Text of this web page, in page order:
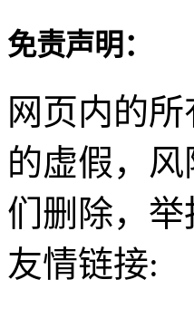
免责声明：
网页内的
的虚假，
们删除，
友情链接: